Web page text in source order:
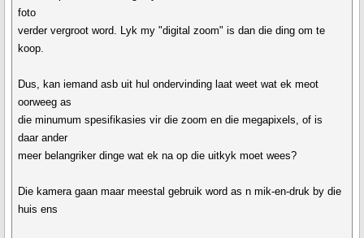
foto
verder vergroot word. Lyk my "digital zoom" is dan die ding om te
koop.
Dus, kan iemand asb uit hul ondervinding laat weet wat ek meot
oorweeg as
die minumum spesifikasies vir die zoom en die megapixels, of is
daar ander
meer belangriker dinge wat ek na op die uitkyk moet wees?
Die kamera gaan maar meestal gebruik word as n mik-en-druk by die
huis ens